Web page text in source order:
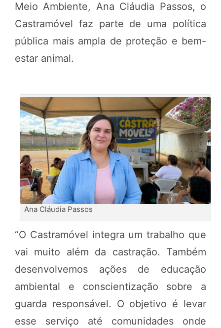
Meio Ambiente, Ana Cláudia Passos, o
Castramóvel faz parte de uma política
pública mais ampla de proteção e bem-
estar animal.
Ana Cláudia Passos
“O Castramóvel integra um trabalho que
vai muito além da castração. Também
desenvolvemos ações de educação
ambiental e conscientização sobre a
guarda responsável. O objetivo é levar
esse serviço até comunidades onde